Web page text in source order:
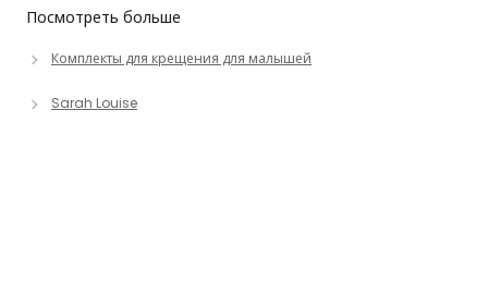
Посмотреть больше
Комплекты для крещения для малышей
Sarah Louise